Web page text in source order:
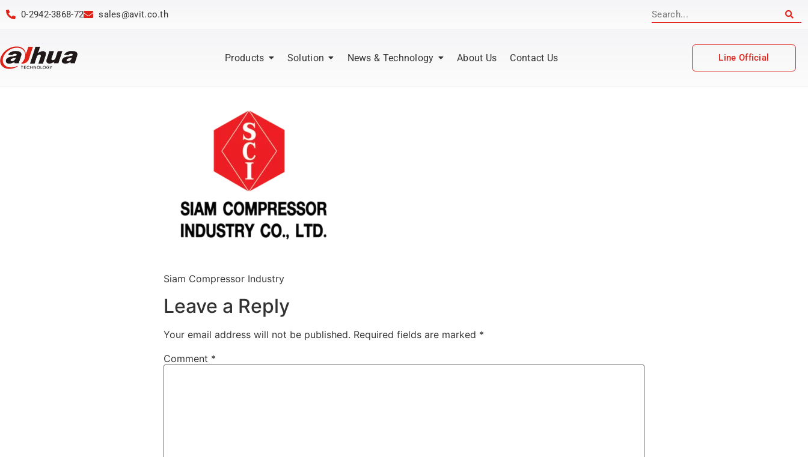
0-2942-3868-72 sales@avit.co.th
Products Solution News & Technology About Us Contact Us Line Official
Siam Compressor Industry
Leave a Reply
Your email address will not be published. Required fields are marked *
Comment *